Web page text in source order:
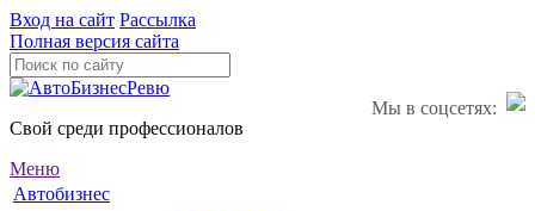
Вход на сайт Рассылка
Полная версия сайта
Мы в соцсетях:
Свой среди профессионалов
Меню
Автобизнес